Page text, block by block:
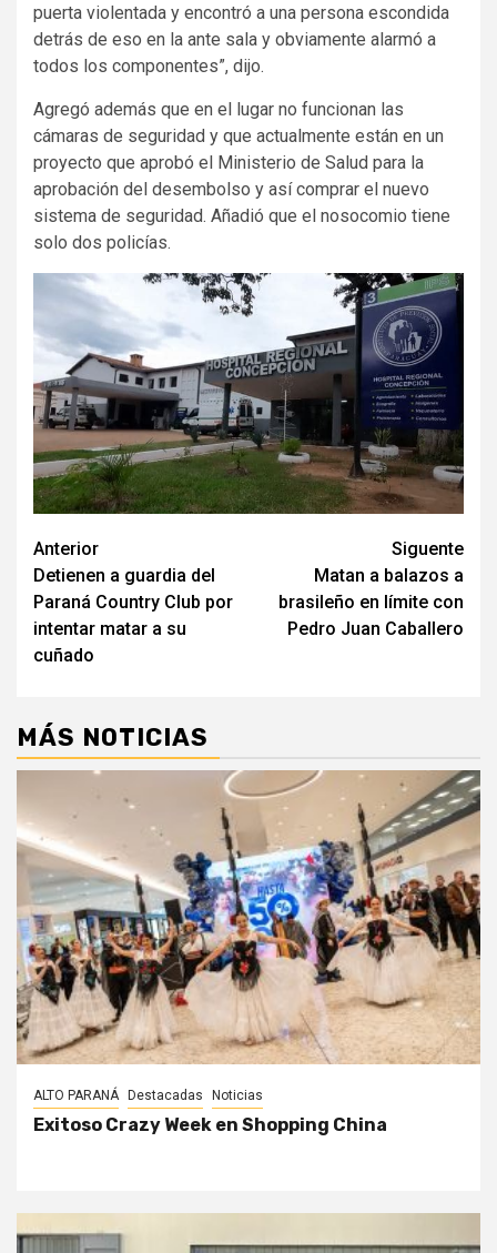
puerta violentada y encontró a una persona escondida
detrás de eso en la ante sala y obviamente alarmó a
todos los componentes”, dijo.
Agregó además que en el lugar no funcionan las
cámaras de seguridad y que actualmente están en un
proyecto que aprobó el Ministerio de Salud para la
aprobación del desembolso y así comprar el nuevo
sistema de seguridad. Añadió que el nosocomio tiene
solo dos policías.
Navegación
de
entradas
Anterior
Detienen a guardia del
Paraná Country Club por
intentar matar a su
cuñado
Siguente
Matan a balazos a
brasileño en límite con
Pedro Juan Caballero
MÁS NOTICIAS
ALTO PARANÁ Destacadas Noticias
Exitoso Crazy Week en Shopping China